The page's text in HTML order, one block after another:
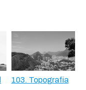
103. Topografia